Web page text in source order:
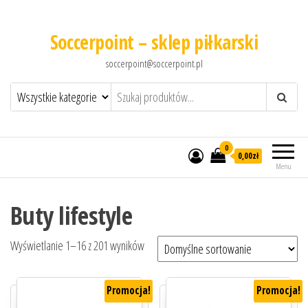
Soccerpoint – sklep piłkarski
soccerpoint@soccerpoint.pl
Menu
0
0,00zł
Buty lifestyle
Wyświetlanie 1–16 z 201 wyników
Promocja! Promocja!